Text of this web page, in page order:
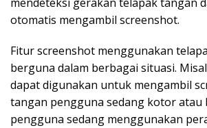
otomatis mengambil screenshot.
Fitur screenshot menggunakan
berguna dalam berbagai situasi.
dapat digunakan untuk mengambil
tangan pengguna sedang kotor atau
pengguna sedang menggunakan